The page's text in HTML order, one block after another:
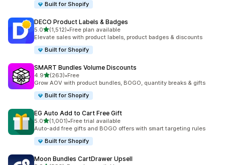
Built for Shopify
DECO Product Labels & Badges
5.05つ星中
(1,512)
合計レビュー数：1512件
•Free plan available
Elevate sales with product labels, product badges & discounts
Built for Shopify
SMART Bundles Volume Discounts
4.95つ星中
(263)
合計レビュー数：263件
•Free
Grow AOV with product bundles, BOGO, quantity breaks & gifts
Built for Shopify
EG Auto Add to Cart Free Gift
5.05つ星中
(1,001)
合計レビュー数：1001件
•Free trial available
Auto-add free gifts and BOGO offers with smart targeting rules
Built for Shopify
Moon Bundles CartDrawer Upsell